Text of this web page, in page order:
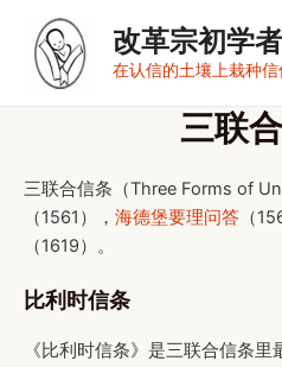
改革宗初学者
在认信的土壤上栽种信
三联
三联合信条（Three Forms of
（1561）， 海德堡要理问答 （
（1619）。
比利时信条
《比利时信条》是三联合信条